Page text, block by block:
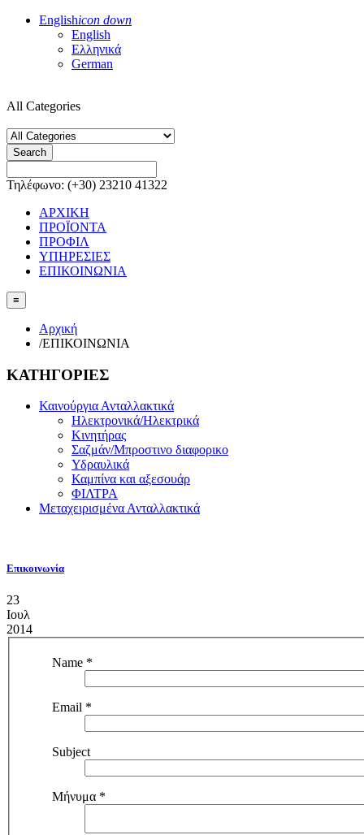
Englishicon down
English
Ελληνικά
German
All Categories
Search
Τηλέφωνο: (+30) 23210 41322
ΑΡΧΙΚΗ
ΠΡΟΪΟΝΤΑ
ΠΡΟΦΙΛ
ΥΠΗΡΕΣΙΕΣ
ΕΠΙΚΟΙΝΩΝΙΑ
≡
Αρχική
/ΕΠΙΚΟΙΝΩΝΙΑ
ΚΑΤΗΓΟΡΙΕΣ
Καινούργια Ανταλλακτικά
Ηλεκτρονικά/Ηλεκτρικά
Κινητήρας
Σαζμάν/Μπροστινο διαφορικο
Υδραυλικά
Καμπίνα και αξεσουάρ
ΦΙΛΤΡΑ
Μεταχειρισμένα Ανταλλακτικά
Επικοινωνία
23
Ιουλ
2014
Name *
Email *
Subject
Μήνυμα *